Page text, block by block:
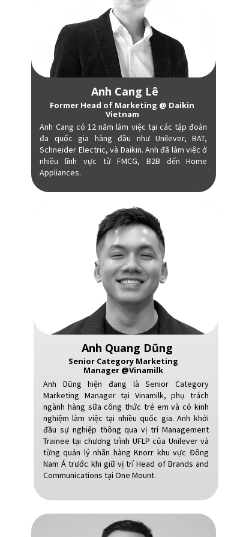
Anh Quang Dũng
Senior Category Marketing
Manager @Vinamilk
Anh Dũng hiện đang là Senior Category
Marketing Manager tại Vinamilk, phụ trách
ngành hàng sữa công thức trẻ em và có kinh
nghiệm làm việc tại nhiều quốc gia. Anh khởi
đầu sự nghiệp thông qua vị trí Management
Trainee tại chương trình UFLP của Unilever và
từng quản lý nhãn hàng Knorr khu vực Đông
Nam Á trước khi giữ vị trí Head of Brands and
Communications tại One Mount.
Anh Cang Lê
Former Head of Marketing @ Daikin
Vietnam
Anh Cang có 12 năm làm việc tại các tập đoàn
đa quốc gia hàng đầu như Unilever, BAT,
Schneider Electric, và Daikin. Anh đã làm việc ở
nhiều lĩnh vực từ FMCG, B2B đến Home
Appliances.